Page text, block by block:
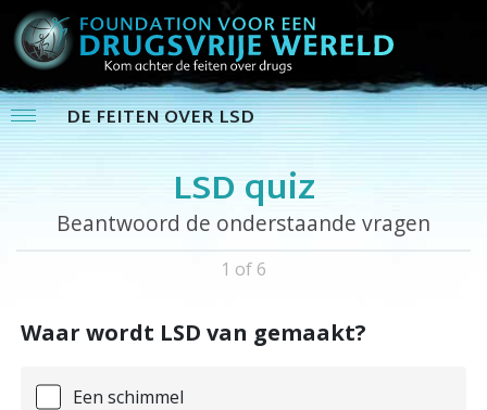
DE FEITEN OVER LSD
LSD quiz
Beantwoord de onderstaande vragen
1 of 6
Waar wordt LSD van gemaakt?
Een schimmel